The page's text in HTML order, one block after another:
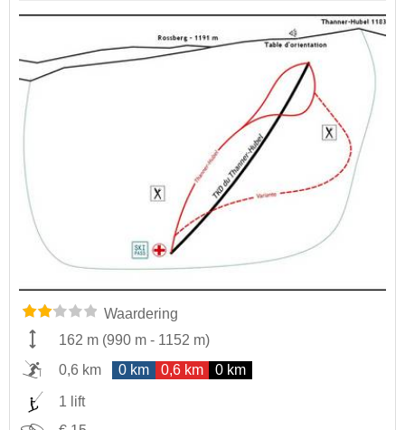
Waardering
162 m (990 m - 1152 m)
0,6 km
0 km 0,6 km 0 km
1 lift